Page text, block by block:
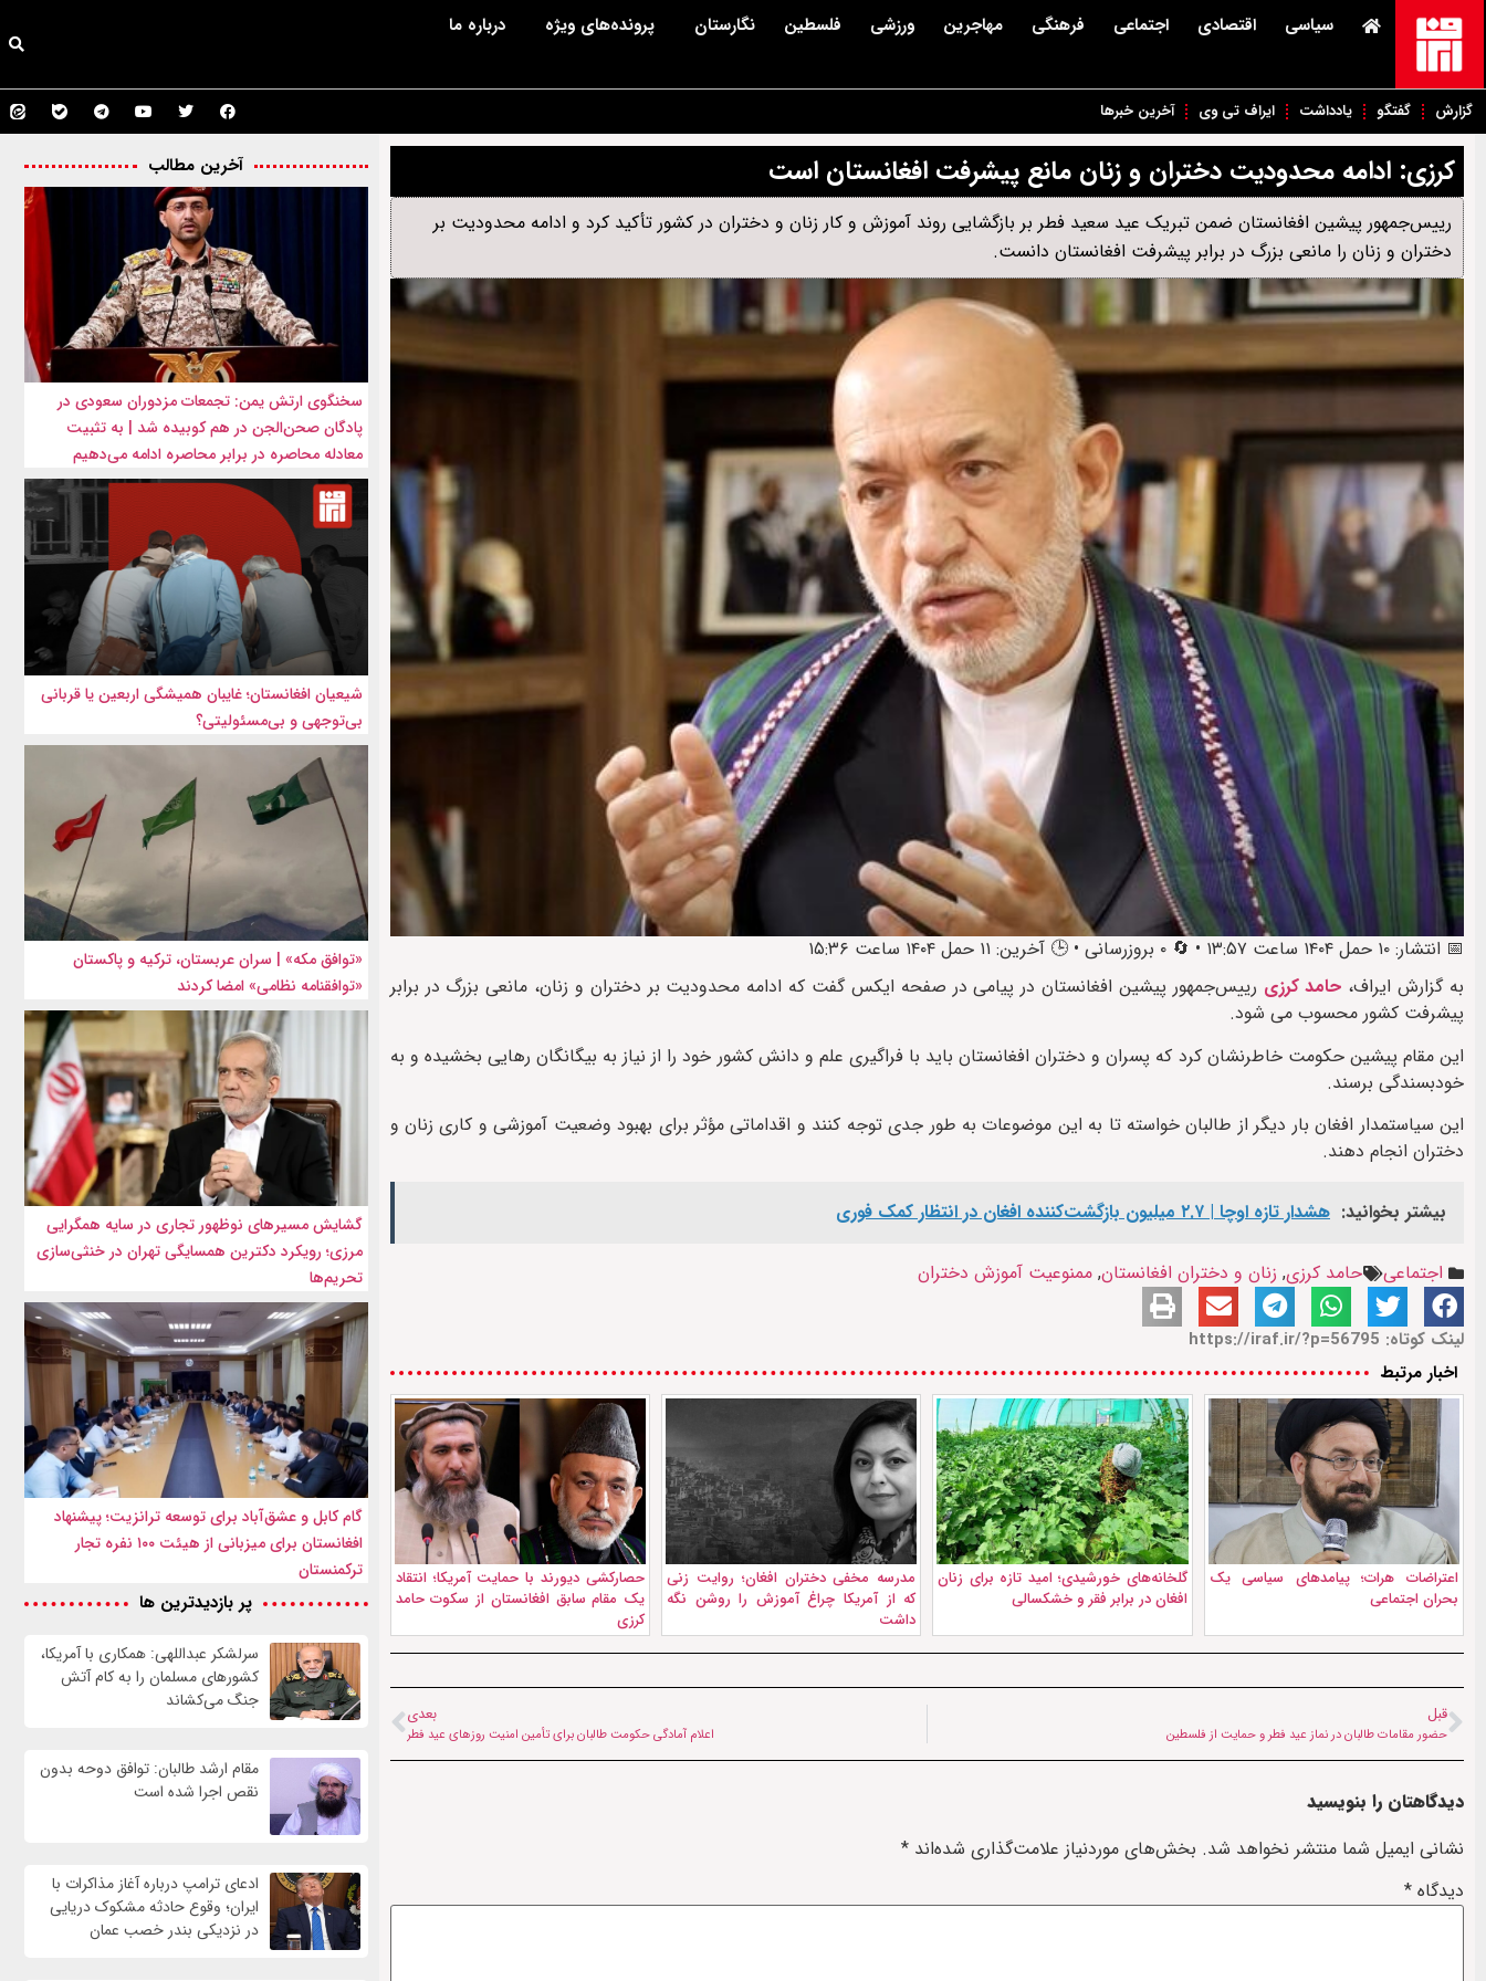
سیاسی اقتصادی اجتماعی فرهنگی مهاجرین ورزشی فلسطین نگارستان پرونده‌های ویژه درباره ما
گزارش گفتگو یادداشت ایراف تی وی آخرین خبرها
کرزی: ادامه محدودیت دختران و زنان مانع پیشرفت افغانستان است
رییس‌جمهور پیشین افغانستان ضمن تبریک عید سعید فطر بر بازگشایی روند آموزش و کار زنان و دختران در کشور تأکید کرد و ادامه محدودیت بر
دختران و زنان را مانعی بزرگ در برابر پیشرفت افغانستان دانست.
📅 انتشار: ۱۰ حمل ۱۴۰۴ ساعت ۱۳:۵۷ • 🔄 ۰ بروزرسانی • 🕒 آخرین: ۱۱ حمل ۱۴۰۴ ساعت ۱۵:۳۶
به گزارش ایراف، حامد کرزی رییس‌جمهور پیشین افغانستان در پیامی در صفحه ایکس گفت که ادامه محدودیت بر دختران و زنان، مانعی بزرگ در برابر
پیشرفت کشور محسوب می شود.
این مقام پیشین حکومت خاطرنشان کرد که پسران و دختران افغانستان باید با فراگیری علم و دانش کشور خود را از نیاز به بیگانگان رهایی بخشیده و به
خودبسندگی برسند.
این سیاستمدار افغان بار دیگر از طالبان خواسته تا به این موضوعات به طور جدی توجه کنند و اقداماتی مؤثر برای بهبود وضعیت آموزشی و کاری زنان و
دختران انجام دهند.
بیشتر بخوانید: هشدار تازه اوچا | ۲.۷ میلیون بازگشت‌کننده افغان در انتظار کمک فوری
اجتماعی حامد کرزی, زنان و دختران افغانستان, ممنوعیت آموزش دختران
لینک کوتاه: https://iraf.ir/?p=56795
اخبار مرتبط
اعتراضات هرات؛ پیامدهای سیاسی یک
بحران اجتماعی
گلخانه‌های خورشیدی؛ امید تازه برای زنان
افغان در برابر فقر و خشکسالی
مدرسه مخفی دختران افغان؛ روایت زنی
که از آمریکا چراغ آموزش را روشن نگه
داشت
حصارکشی دیورند با حمایت آمریکا؛ انتقاد
یک مقام سابق افغانستان از سکوت حامد
کرزی
قبل
حضور مقامات طالبان در نماز عید فطر و حمایت از فلسطین
بعدی
اعلام آمادگی حکومت طالبان برای تأمین امنیت روزهای عید فطر
دیدگاهتان را بنویسید
نشانی ایمیل شما منتشر نخواهد شد. بخش‌های موردنیاز علامت‌گذاری شده‌اند *
دیدگاه *
آخرین مطالب
سخنگوی ارتش یمن: تجمعات مزدوران سعودی در
پادگان صحن‌الجن در هم کوبیده شد | به تثبیت
معادله محاصره در برابر محاصره ادامه می‌دهیم
شیعیان افغانستان؛ غایبان همیشگی اربعین یا قربانی
بی‌توجهی و بی‌مسئولیتی؟
«توافق مکه» | سران عربستان، ترکیه و پاکستان
«توافقنامه نظامی» امضا کردند
گشایش مسیرهای نوظهور تجاری در سایه همگرایی
مرزی؛ رویکرد دکترین همسایگی تهران در خنثی‌سازی
تحریم‌ها
گام کابل و عشق‌آباد برای توسعه ترانزیت؛ پیشنهاد
افغانستان برای میزبانی از هیئت ۱۰۰ نفره تجار
ترکمنستان
پر بازدیدترین ها
سرلشکر عبداللهی: همکاری با آمریکا،
کشورهای مسلمان را به کام آتش
جنگ می‌کشاند
مقام ارشد طالبان: توافق دوحه بدون
نقص اجرا شده است
ادعای ترامپ درباره آغاز مذاکرات با
ایران؛ وقوع حادثه مشکوک دریایی
در نزدیکی بندر خصب عمان